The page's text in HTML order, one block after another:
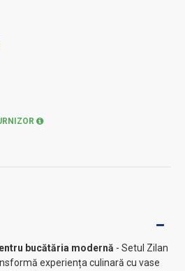
bucătăria modernă - Setul Zilan
experiența culinară cu vase